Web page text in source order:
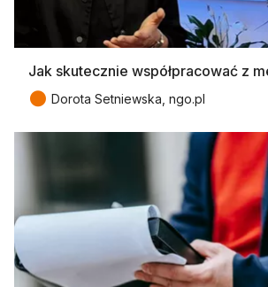
Jak skutecznie współpracować z
● Dorota Setniewska, ngo.pl